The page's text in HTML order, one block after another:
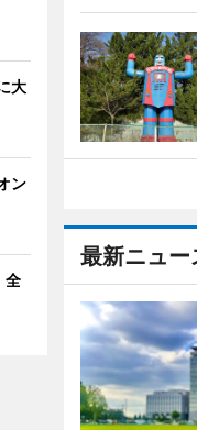
最新ニュー
大
ン
全